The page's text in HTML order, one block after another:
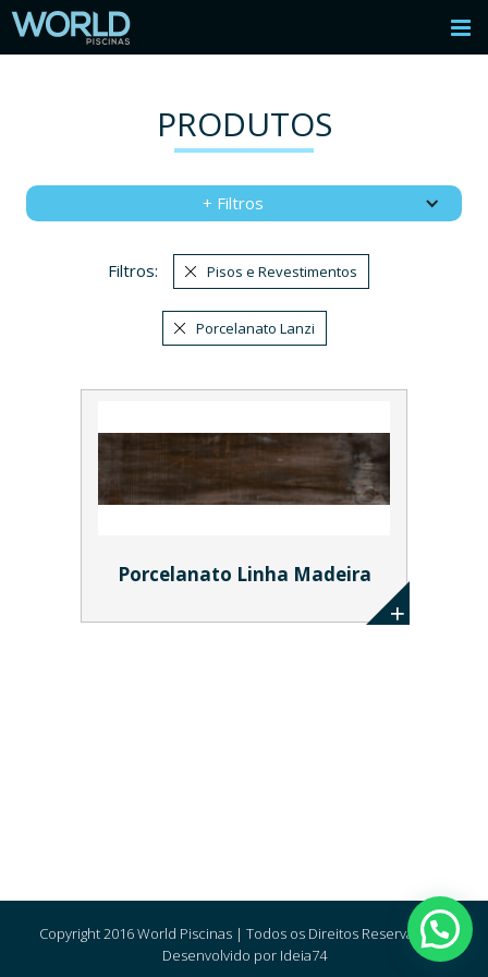
PRODUTOS
+ Filtros
Filtros: Pisos e Revestimentos
Porcelanato Lanzi
Porcelanato Linha Madeira
Copyright 2016 World Piscinas | Todos os Direitos Reservados |
Desenvolvido por Ideia74